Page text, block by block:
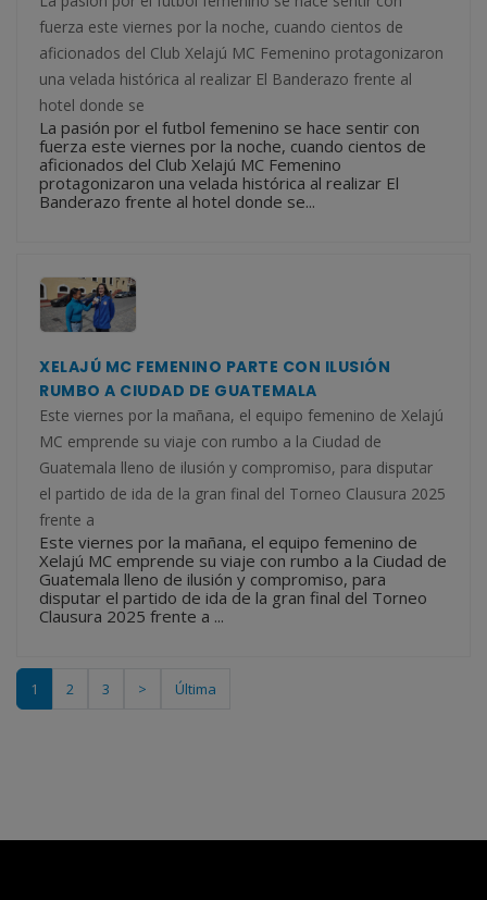
fuerza este viernes por la noche, cuando cientos de
aficionados del Club Xelajú MC Femenino protagonizaron
una velada histórica al realizar El Banderazo frente al
hotel donde se
La pasión por el futbol femenino se hace sentir con
fuerza este viernes por la noche, cuando cientos de
aficionados del Club Xelajú MC Femenino
protagonizaron una velada histórica al realizar El
Banderazo frente al hotel donde se...
XELAJÚ MC FEMENINO PARTE CON ILUSIÓN
RUMBO A CIUDAD DE GUATEMALA
Este viernes por la mañana, el equipo femenino de Xelajú
MC emprende su viaje con rumbo a la Ciudad de
Guatemala lleno de ilusión y compromiso, para disputar
el partido de ida de la gran final del Torneo Clausura 2025
frente a
Este viernes por la mañana, el equipo femenino de
Xelajú MC emprende su viaje con rumbo a la Ciudad de
Guatemala lleno de ilusión y compromiso, para
disputar el partido de ida de la gran final del Torneo
Clausura 2025 frente a ...
1 2 3 > Última